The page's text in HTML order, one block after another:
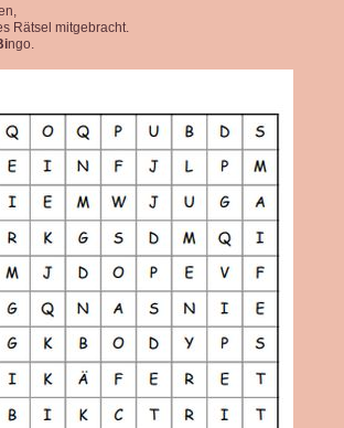
Rätsel mitgebracht.
ngo.